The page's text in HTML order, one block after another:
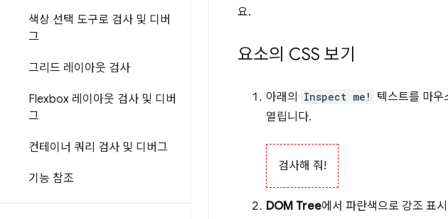
색상 선택 도구로 검사 및 디버
그
그리드 레이아웃 검사
Flexbox 레이아웃 검사 및 디버
그
컨테이너 쿼리 검사 및 디버그
기능 참조
요.
요소의 CSS 보기
아래의 Inspect me! 텍스트를 마우
열립니다.
검사해 줘!
DOM Tree에서 파란색으로 강조 표